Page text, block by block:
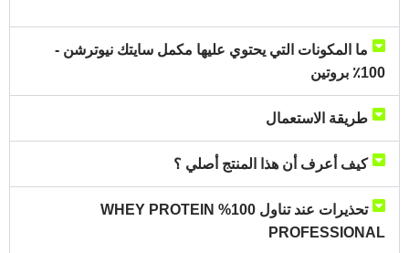
ما المكونات التي يحتوي عليها مكمل سايتك نيوترشن -
100٪ بروتين
طريقة الاستعمال
كيف أعرف أن هذا المنتج أصلي ؟
تحذيرات عند تناول 100% WHEY PROTEIN
PROFESSIONAL